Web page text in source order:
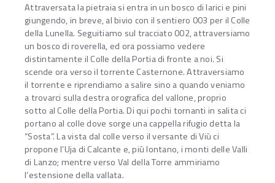
Attraversata la pietraia si entra in un bosco di larici e pini
giungendo, in breve, al bivio con il sentiero 003 per il Colle
della Lunella. Seguitiamo sul tracciato 002, attraversiamo
un bosco di roverella, ed ora possiamo vedere
distintamente il Colle della Portia di fronte a noi. Si
scende ora verso il torrente Casternone. Attraversiamo
il torrente e riprendiamo a salire sino a quando veniamo
a trovarci sulla destra orografica del vallone, proprio
sotto al Colle della Portia. Di qui pochi tornanti in salita ci
portano al colle dove sorge una cappella rifugio detta la
“Sosta”. La vista dal colle verso il versante di Viù ci
propone l’Uja di Calcante e, più lontano, i monti delle Valli
di Lanzo; mentre verso Val della Torre ammiriamo
l’estensione della vallata.